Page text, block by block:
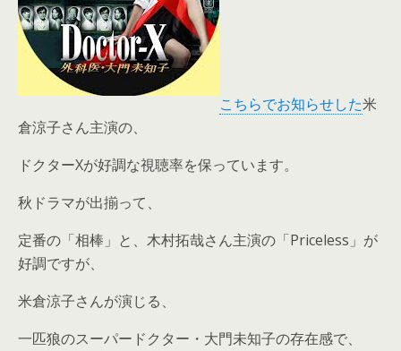
こちらでお知らせした米
倉涼子さん主演の、
ドクターXが好調な視聴率を保っています。
秋ドラマが出揃って、
定番の「相棒」と、木村拓哉さん主演の「Priceless」が
好調ですが、
米倉涼子さんが演じる、
一匹狼のスーパードクター・大門未知子の存在感で、